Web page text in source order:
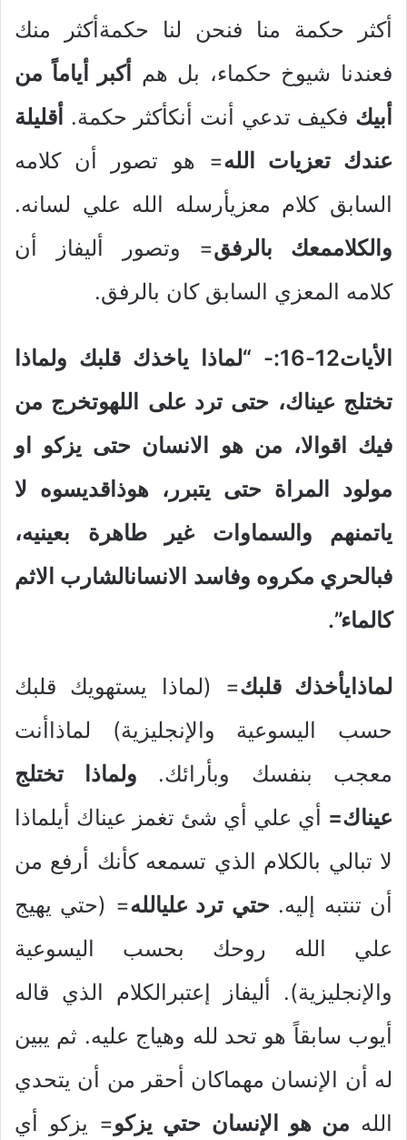
أكثر حكمة منا فنحن لنا حكمةأكثر منك
فعندنا شيوخ حكماء، بل هم
أكبر أياماً من
أبيك فكيف تدعي أنت أنكأكثر حكمة. أقليلة
عندك تعزيات الله= هو تصور أن كلامه
السابق كلام معزيأرسله الله علي لسانه.
والكلاممعك بالرفق= وتصور أليفاز أن
كلامه المعزي السابق كان بالرفق.
الأيات12-16:- “لماذا ياخذك قلبك ولماذا
تختلج عيناك، حتى ترد على اللهوتخرج من
فيك اقوالا، من هو الانسان حتى يزكو او
مولود المراة حتى يتبرر، هوذاقديسوه لا
ياتمنهم والسماوات غير طاهرة بعينيه،
فبالحري مكروه وفاسد الانسانالشارب الاثم
كالماء”.
لماذايأخذك قلبك= (لماذا يستهويك قلبك
حسب اليسوعية والإنجليزية) لماذاأنت
معجب بنفسك وبأرائك. ولماذا تختلج
عيناك= أي علي أي شئ تغمز عيناك أيلماذا
لا تبالي بالكلام الذي تسمعه كأنك أرفع من
أن تنتبه إليه. حتي ترد عليالله= (حتي يهيج
علي الله روحك بحسب اليسوعية
والإنجليزية). أليفاز إعتبرالكلام الذي قاله
أيوب سابقاً هو تحد لله وهياج عليه. ثم يبين
له أن الإنسان مهماكان أحقر من أن يتحدي
الله من هو الإنسان حتي يزكو= يزكو أي